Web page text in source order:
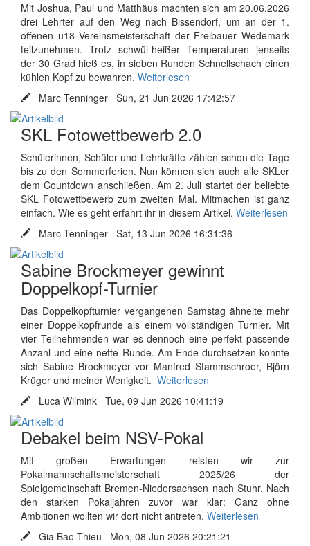
Mit Joshua, Paul und Matthäus machten sich am 20.06.2026
drei Lehrter auf den Weg nach Bissendorf, um an der 1.
offenen u18 Vereinsmeisterschaft der Freibauer Wedemark
teilzunehmen. Trotz schwül-heißer Temperaturen jenseits
der 30 Grad hieß es, in sieben Runden Schnellschach einen
kühlen Kopf zu bewahren. Weiterlesen
Marc Tenninger Sun, 21 Jun 2026 17:42:57
SKL Fotowettbewerb 2.0
Schülerinnen, Schüler und Lehrkräfte zählen schon die Tage
bis zu den Sommerferien. Nun können sich auch alle SKLer
dem Countdown anschließen. Am 2. Juli startet der beliebte
SKL Fotowettbewerb zum zweiten Mal. Mitmachen ist ganz
einfach. Wie es geht erfahrt ihr in diesem Artikel. Weiterlesen
Marc Tenninger Sat, 13 Jun 2026 16:31:36
Sabine Brockmeyer gewinnt
Doppelkopf-Turnier
Das Doppelkopfturnier vergangenen Samstag ähnelte mehr
einer Doppelkopfrunde als einem vollständigen Turnier. Mit
vier Teilnehmenden war es dennoch eine perfekt passende
Anzahl und eine nette Runde. Am Ende durchsetzen konnte
sich Sabine Brockmeyer vor Manfred Stammschroer, Björn
Krüger und meiner Wenigkeit. Weiterlesen
Luca Wilmink Tue, 09 Jun 2026 10:41:19
Debakel beim NSV-Pokal
Mit großen Erwartungen reisten wir zur
Pokalmannschaftsmeisterschaft 2025/26 der
Spielgemeinschaft Bremen-Niedersachsen nach Stuhr. Nach
den starken Pokaljahren zuvor war klar: Ganz ohne
Ambitionen wollten wir dort nicht antreten. Weiterlesen
Gia Bao Thieu Mon, 08 Jun 2026 20:21:21